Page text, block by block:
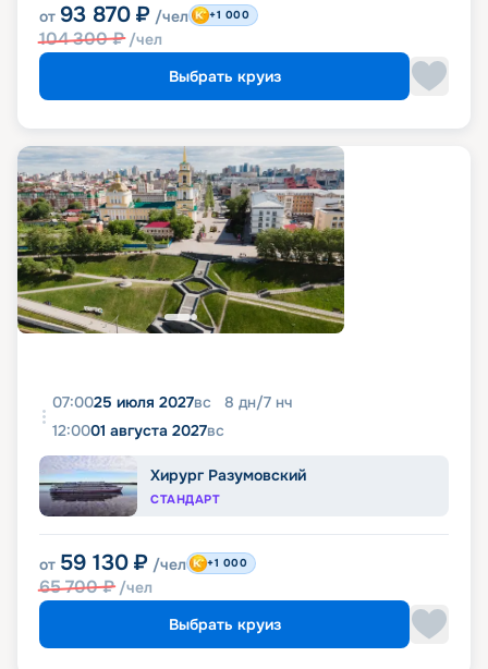
от 93 870 ₽ /чел
104 300₽ /чел
+1 000
Выбрать круиз
07:0025 июля 2027вс 8 дн/7 нч
12:0001 августа 2027вс
Хирург Разумовский
СТАНДАРТ
от 59 130 ₽ /чел
65 700₽ /чел
+1 000
Выбрать круиз